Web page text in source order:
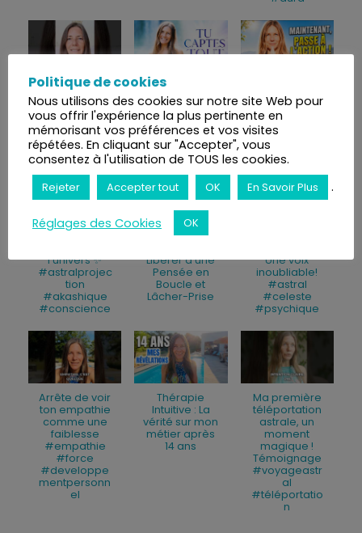
Capacités
psychiques :
qu'est-ce que
l'hypersensibil
ité ?
L'avantage
injuste que les
hypersensible
s ont –
Révélation
seule ne suffit
pas, voici le
secret
Comment
l'univers ✨
#astralprojec
tion
#akashique
#conscience
3 Techniques
Puissantes
Libérer d'une
Pensée en
Boucle et
Lâcher-Prise
Une voix
inoubliable!
#astral
#celeste
#psychique
Arrête de voir
ton empathie
comme une
faiblesse
#empathie
#force
#developpe
mentpersonn
el
Thérapie
Intuitive : La
vérité sur mon
métier après
14 ans
Ma première
téléportation
astrale, un
moment
magique !
Témoignage
#voyageastr
al
#téléportatio
n
Politique de cookies
Nous utilisons des cookies sur notre site Web pour
vous offrir l'expérience la plus pertinente en
mémorisant vos préférences et vos visites
répétées. En cliquant sur "Accepter", vous
consentez à l'utilisation de TOUS les cookies.
Rejeter Accepter tout OK En Savoir Plus .
Réglages des Cookies OK